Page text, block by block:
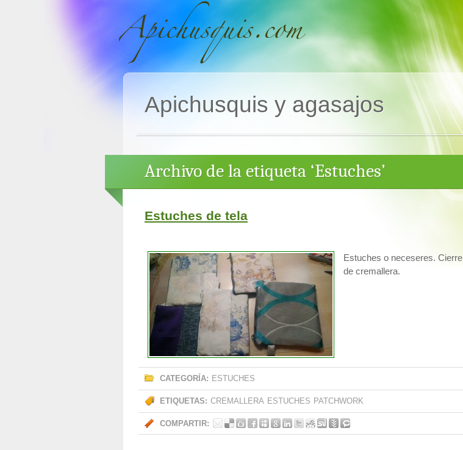
Apichusquis y agasajos
Archivo de la etiqueta ‘Estuches’
Estuches de tela
Estuches o neceseres. Cierre
de cremallera.
CATEGORÍA: ESTUCHES
ETIQUETAS: CREMALLERA ESTUCHES PATCHWORK
COMPARTIR: